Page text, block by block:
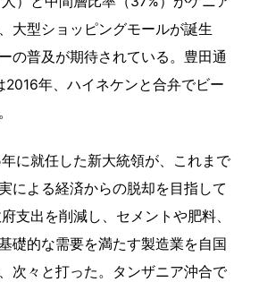
大型ショッピングモールが誕生
の普及が期待されている。豊田通
2016年、ハイネケンと合弁でビー
に就任した新大統領が、これまで
による経済からの脱却を目指して
支出を削減し、セメントや肥料、
礎的な需要を満たす製造業を自国
次々と打った。タンザニア沖合で